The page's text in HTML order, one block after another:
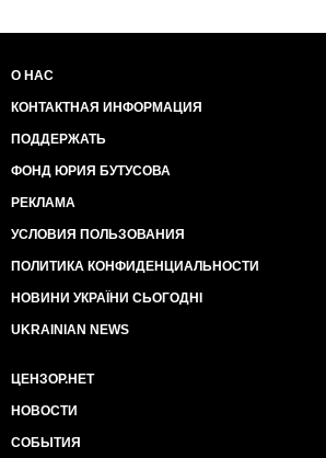
О НАС
КОНТАКТНАЯ ИНФОРМАЦИЯ
ПОДДЕРЖАТЬ
ФОНД ЮРИЯ БУТУСОВА
РЕКЛАМА
УСЛОВИЯ ПОЛЬЗОВАНИЯ
ПОЛИТИКА КОНФИДЕНЦИАЛЬНОСТИ
НОВИНИ УКРАЇНИ СЬОГОДНІ
UKRAINIAN NEWS
ЦЕНЗОР.НЕТ
НОВОСТИ
СОБЫТИЯ